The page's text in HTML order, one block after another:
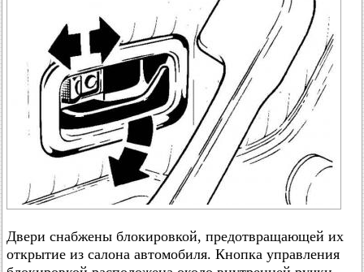
Двери снабжены блокировкой, предотвращающей их
открытие из салона автомобиля. Кнопка управления